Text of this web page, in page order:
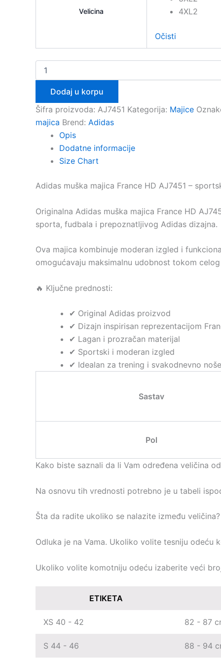
Velicina
4XL2
Očisti
ADIDAS
FRANCE
Majica
HD
AJ7451
količina
Dodaj u korpu
Šifra proizvoda: AJ7451 Kategorija: Majice
majica Brend: Adidas
Opis
Dodatne informacije
Size Chart
Adidas muška majica France HD AJ7451 –
Originalna Adidas muška majica France HD
sporta, fudbala i prepoznatljivog Adidas dizajna.
Ova majica kombinuje moderan izgled i
omogućavaju maksimalnu udobnost tokom
🔥 Ključne prednosti:
✔ Original Adidas proizvod
✔ Dizajn inspirisan reprezentacijom
✔ Lagan i prozračan materijal
✔ Sportski i moderan izgled
✔ Idealan za trening i svakodnevno
Sastav
Pol
Kako biste saznali da li Vam određena veličina
Na osnovu tih vrednosti potrebno je u tabeli
Šta da radite ukoliko se nalazite između veličina?
Odluka je na Vama. Ukoliko volite tesniju
Ukoliko volite komotniju odeću izaberite veći
ETIKETA
XS 40 - 42 82 - 87
S 44 - 46 88 - 94